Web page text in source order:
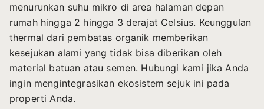
menurunkan suhu mikro di area halaman depan
rumah hingga 2 hingga 3 derajat Celsius. Keunggulan
thermal dari pembatas organik memberikan
kesejukan alami yang tidak bisa diberikan oleh
material batuan atau semen. Hubungi kami jika Anda
ingin mengintegrasikan ekosistem sejuk ini pada
properti Anda.